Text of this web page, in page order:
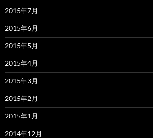
2015年7月
2015年6月
2015年5月
2015年4月
2015年3月
2015年2月
2015年1月
2014年12月